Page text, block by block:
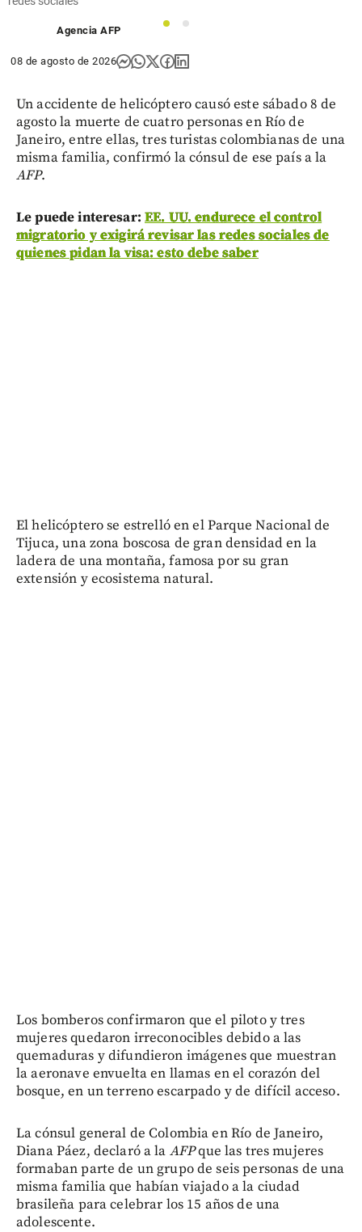
1 2
Agencia AFP
08 de agosto de 2026
Un accidente de helicóptero causó este sábado 8 de
agosto la muerte de cuatro personas en Río de
Janeiro, entre ellas, tres turistas colombianas de una
misma familia, confirmó la cónsul de ese país a la
AFP.
Le puede interesar: EE. UU. endurece el control
migratorio y exigirá revisar las redes sociales de
quienes pidan la visa: esto debe saber
El helicóptero se estrelló en el Parque Nacional de
Tijuca, una zona boscosa de gran densidad en la
ladera de una montaña, famosa por su gran
extensión y ecosistema natural.
Los bomberos confirmaron que el piloto y tres
mujeres quedaron irreconocibles debido a las
quemaduras y difundieron imágenes que muestran
la aeronave envuelta en llamas en el corazón del
bosque, en un terreno escarpado y de difícil acceso.
La cónsul general de Colombia en Río de Janeiro,
Diana Páez, declaró a la AFPque las tres mujeres
formaban parte de un grupo de seis personas de una
misma familia que habían viajado a la ciudad
brasileña para celebrar los 15 años de una
adolescente.